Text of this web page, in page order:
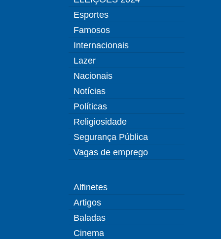
Esportes
Famosos
Internacionais
Lazer
Nacionais
Notícias
Políticas
Religiosidade
Segurança Pública
Vagas de emprego
Alfinetes
Artigos
Baladas
Cinema